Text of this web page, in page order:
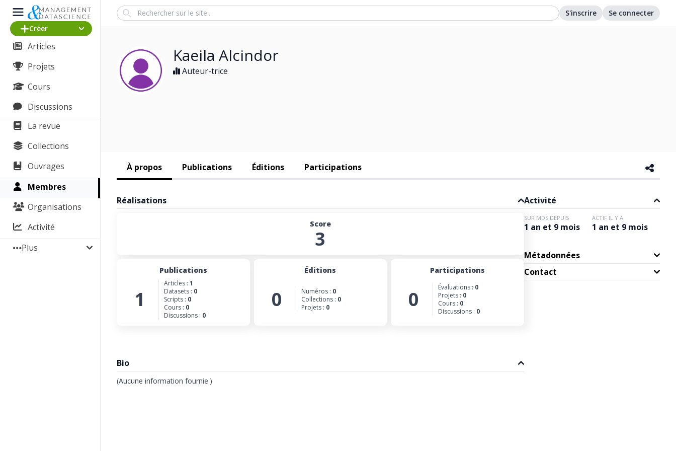
Créer
Articles
Projets
Cours
Discussions
La revue
Collections
Ouvrages
Membres
Organisations
Activité
Plus
Search S'inscrire Se connecter
Kaeila Alcindor
Auteur-trice
À propos Publications Éditions Participations
Réalisations
Score
3
Publications
1
Articles : 1
Datasets : 0
Scripts : 0
Cours : 0
Discussions : 0
Éditions
0 Numéros : 0
Collections : 0
Projets : 0
Participations
0 Évaluations : 0
Projets : 0
Cours : 0
Discussions : 0
Bio
(Aucune information fournie.)
Activité
SUR MDS DEPUIS
1 an et 9 mois
ACTIF IL Y A
1 an et 9 mois
Métadonnées
Contact